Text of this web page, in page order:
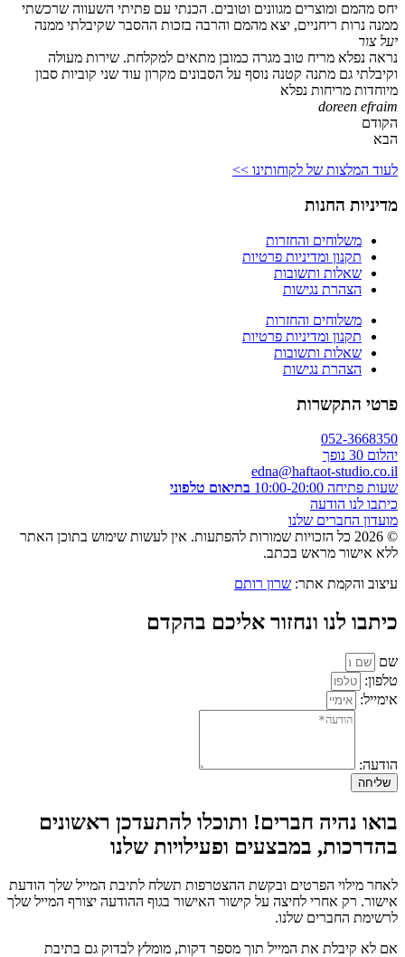
יחס מהמם ומוצרים מגוונים וטובים. הכנתי עם פתיתי השעווה שרכשתי
ממנה נרות ריחניים, יצא מהמם והרבה בזכות ההסבר שקיבלתי ממנה
יעל צור
נראה נפלא מריח טוב מגרה כמובן מתאים למקלחת. שירות מעולה
וקיבלתי גם מתנה קטנה נוסף על הסבונים מקרון עוד שני קוביות סבון
מיוחדות מריחות נפלא
doreen efraim
הקודם
הבא
לעוד המלצות של לקוחותינו >>
מדיניות החנות
משלוחים והחזרות
תקנון ומדיניות פרטיות
שאלות ותשובות
הצהרת נגישות
משלוחים והחזרות
תקנון ומדיניות פרטיות
שאלות ותשובות
הצהרת נגישות
פרטי התקשרות
052-3668350
יהלום 30 נופך
edna@haftaot-studio.co.il
שעות פתיחה 10:00-20:00
בתיאום טלפוני
כיתבו לנו הודעה
מועדון החברים שלנו
© 2026 כל הזכויות שמורות להפתעות. אין לעשות שימוש בתוכן האתר
ללא אישור מראש בכתב.
עיצוב והקמת אתר: שרון רותם
כיתבו לנו ונחזור אליכם בהקדם
שם
טלפון:
אימייל:
הודעה:
שליחה
בואו נהיה חברים! ותוכלו להתעדכן ראשונים
בהדרכות, במבצעים ופעילויות שלנו
לאחר מילוי הפרטים ובקשת ההצטרפות תשלח לתיבת המייל שלך הודעת
אישור. רק אחרי לחיצה על קישור האישור בגוף ההודעה יצורף המייל שלך
לרשימת החברים שלנו.
אם לא קיבלת את המייל תוך מספר דקות, מומלץ לבדוק גם בתיבת